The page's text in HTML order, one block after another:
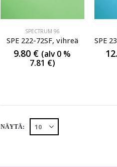
SPECTRUM 96
SPE 222-72SF, vihreä
9.80 € (alv 0 %
7.81 €)
NÄYTÄ: